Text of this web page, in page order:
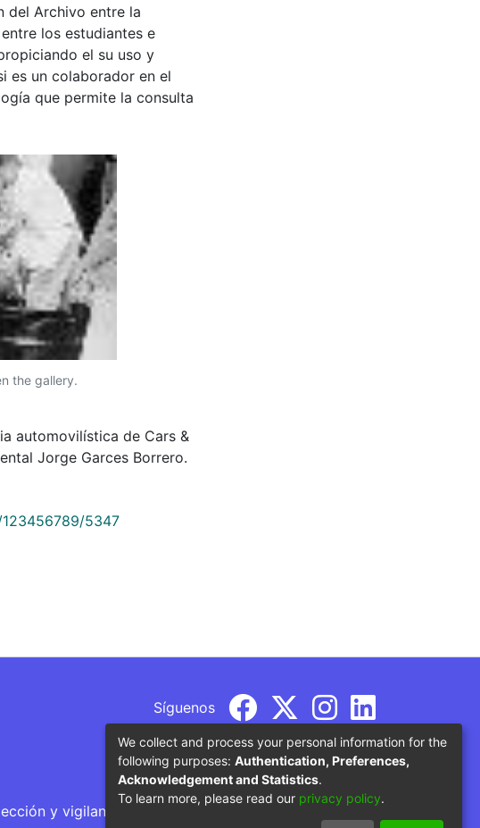
del Archivo entre la
los estudiantes e
el su uso y
es un colaborador en el
que permite la consulta
the gallery.
automovilística de Cars &
Jorge Garces Borrero.
5347
Síguenos
y vigilancia por parte del Ministerio de Educación
We collect and process your personal information for the
following purposes: Authentication, Preferences,
Acknowledgement and Statistics.
To learn more, please read our privacy policy.